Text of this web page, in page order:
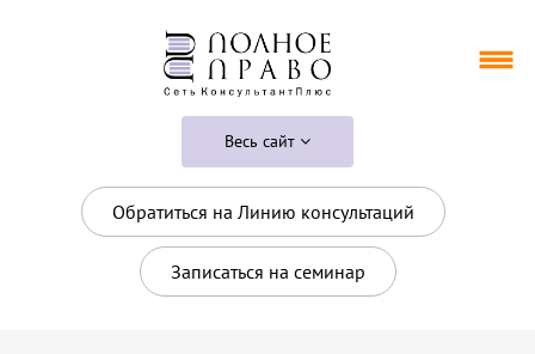
Весь сайт
Обратиться на Линию консультаций
Записаться на семинар